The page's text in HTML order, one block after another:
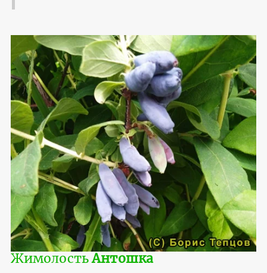
ЖимолостьАнтошка